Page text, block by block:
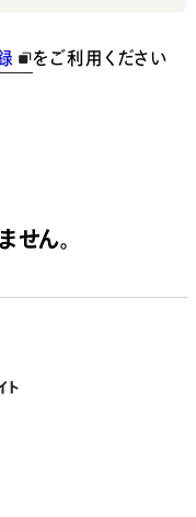
をご利用ください
ん。